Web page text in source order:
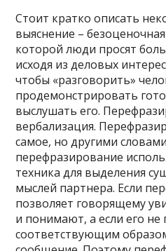
Стоит кратко описать
выяснение –
которой люди просят
исходя из деловых
чтобы «разговорить»
продемонстрировать
выслушать его.
вербализация.
самое, но другими
перефразирование
техника для выделения
мыслей партнера. Если
позволяет говорящему
и понимают, а если его
соответствующим